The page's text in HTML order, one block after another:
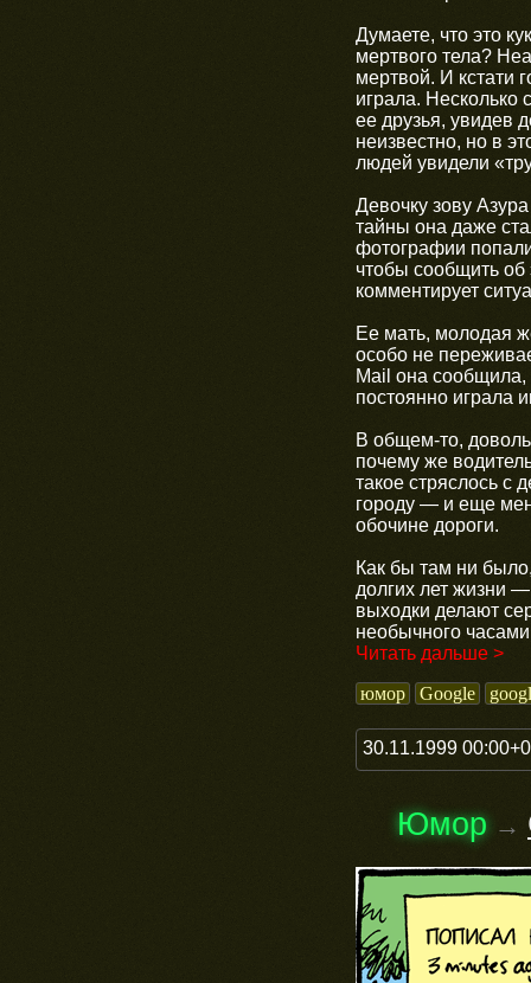
Думаете, что это
мертвого тела?
мертвой. И кстати
играла. Несколько
ее друзья, увидев
неизвестно, но в
людей увидели
Девочку зову
тайны она даже
фотографии
чтобы сообщить
комментирует
Ее мать, молодая
особо не
Mail она сообщила,
постоянно играла
В общем-то,
почему же
такое стряслось с
городу — и еще
обочине дороги.
Как бы там ни
долгих лет жизни
выходки делают
необычного
Читать дальше >
юмор
Google
30.11.1999
Юмор →